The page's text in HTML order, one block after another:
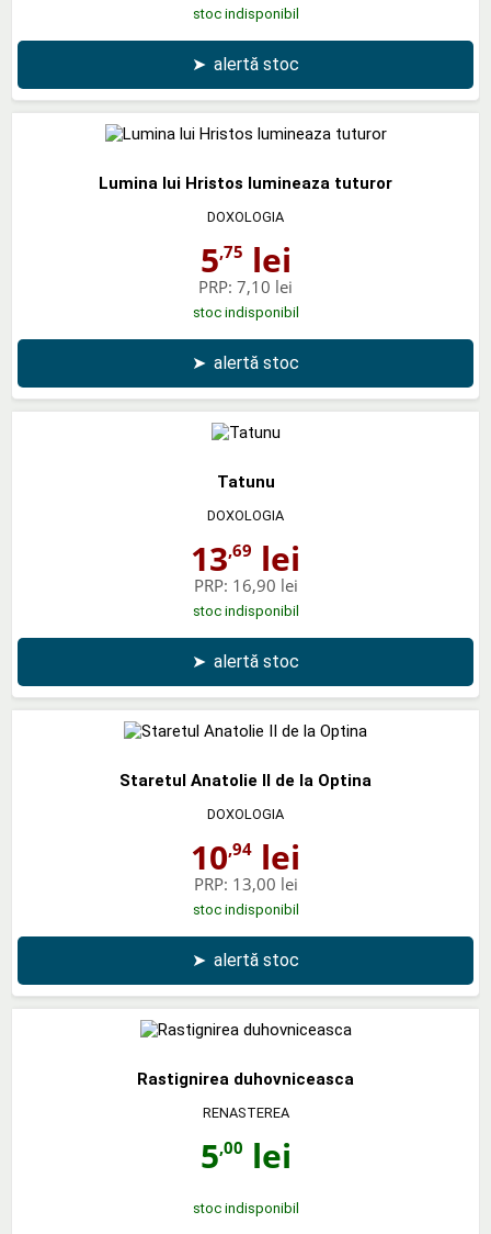
stoc indisponibil
➤ alertă stoc
Lumina lui Hristos lumineaza tuturor
DOXOLOGIA
5,75 lei
PRP: 7,10 lei
stoc indisponibil
➤ alertă stoc
Tatunu
DOXOLOGIA
13,69 lei
PRP: 16,90 lei
stoc indisponibil
➤ alertă stoc
Staretul Anatolie II de la Optina
DOXOLOGIA
10,94 lei
PRP: 13,00 lei
stoc indisponibil
➤ alertă stoc
Rastignirea duhovniceasca
RENASTEREA
5,00 lei
stoc indisponibil